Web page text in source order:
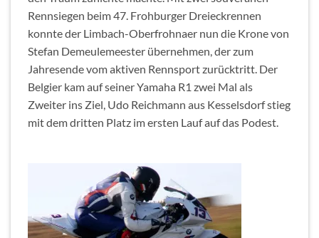
Rennsiegen beim 47. Frohburger Dreieckrennen
konnte der Limbach-Oberfrohnaer nun die Krone von
Stefan Demeulemeester übernehmen, der zum
Jahresende vom aktiven Rennsport zurücktritt. Der
Belgier kam auf seiner Yamaha R1 zwei Mal als
Zweiter ins Ziel, Udo Reichmann aus Kesselsdorf stieg
mit dem dritten Platz im ersten Lauf auf das Podest.